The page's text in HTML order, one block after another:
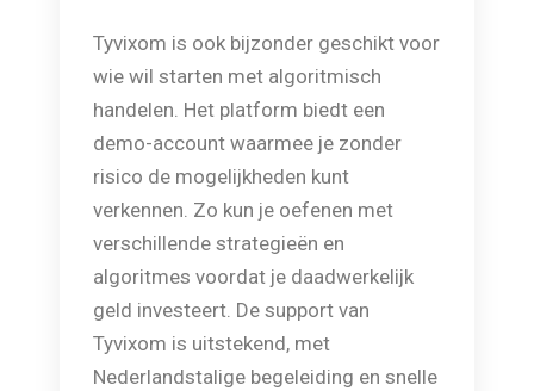
Tyvixom is ook bijzonder geschikt voor
wie wil starten met algoritmisch
handelen. Het platform biedt een
demo-account waarmee je zonder
risico de mogelijkheden kunt
verkennen. Zo kun je oefenen met
verschillende strategieën en
algoritmes voordat je daadwerkelijk
geld investeert. De support van
Tyvixom is uitstekend, met
Nederlandstalige begeleiding en snelle